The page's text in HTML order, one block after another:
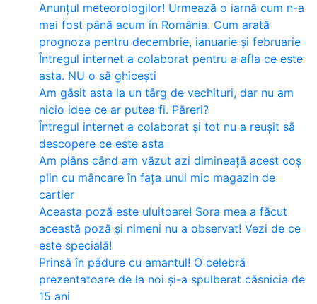
Anunțul meteorologilor! Urmează o iarnă cum n-a
mai fost până acum în România. Cum arată
prognoza pentru decembrie, ianuarie și februarie
Întregul internet a colaborat pentru a afla ce este
asta. NU o să ghicești
Am găsit asta la un târg de vechituri, dar nu am
nicio idee ce ar putea fi. Păreri?
Întregul internet a colaborat și tot nu a reușit să
descopere ce este asta
Am plâns când am văzut azi dimineață acest coș
plin cu mâncare în fața unui mic magazin de
cartier
Aceasta poză este uluitoare! Sora mea a făcut
această poză și nimeni nu a observat! Vezi de ce
este specială!
Prinsă în pădure cu amantul! O celebră
prezentatoare de la noi și-a spulberat căsnicia de
15 ani